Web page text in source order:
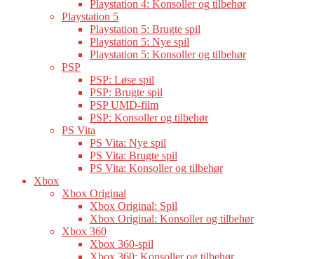
Playstation 4: Konsoller og tilbehør
Playstation 5
Playstation 5: Brugte spil
Playstation 5: Nye spil
Playstation 5: Konsoller og tilbehør
PSP
PSP: Løse spil
PSP: Brugte spil
PSP UMD-film
PSP: Konsoller og tilbehør
PS Vita
PS Vita: Nye spil
PS Vita: Brugte spil
PS Vita: Konsoller og tilbehør
Xbox
Xbox Original
Xbox Original: Spil
Xbox Original: Konsoller og tilbehør
Xbox 360
Xbox 360-spil